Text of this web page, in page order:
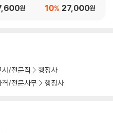
원
회분 27,000원
10%
시/전문직
행정사
격/전문사무 행정사